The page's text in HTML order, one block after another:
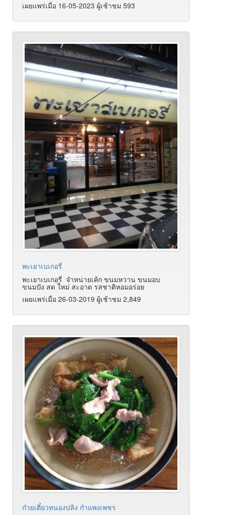
เผยแพร่เมื่อ 16-05-2023 ผู้เช้าชม 593
พะเยาเบเกอรี่
พะเยาเบเกอรี่ จำหน่ายเค้ก ขนมหวาน ขนมอบ
ขนมปัง สด ใหม่ สะอาด รสชาติหอมอร่อย
เผยแพร่เมื่อ 26-03-2019 ผู้เช้าชม 2,849
ก๋วยเตี๋ยวหนองปลิง กำแพงเพชร